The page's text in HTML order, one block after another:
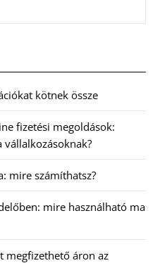
kötnek össze
fizetési megoldások:
mire számíthatsz?
mire használható ma
megfizethető áron az